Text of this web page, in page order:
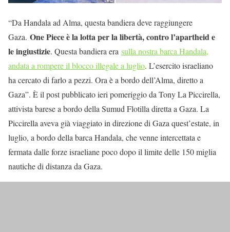
“Da Handala ad Alma, questa bandiera deve raggiungere
Gaza. One Piece è la lotta per la libertà, contro l’apartheid e
le ingiustizie. Questa bandiera era sulla nostra barca Handala,
andata a rompere il blocco illegale a luglio. L’esercito israeliano
ha cercato di farlo a pezzi. Ora è a bordo dell’Alma, diretto a
Gaza”. È il post pubblicato ieri pomeriggio da Tony La Piccirella,
attivista barese a bordo della Sumud Flotilla diretta a Gaza. La
Piccirella aveva già viaggiato in direzione di Gaza quest’estate, in
luglio, a bordo della barca Handala, che venne intercettata e
fermata dalle forze israeliane poco dopo il limite delle 150 miglia
nautiche di distanza da Gaza.